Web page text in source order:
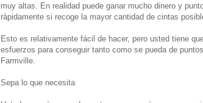
muy altas. En realidad puede ganar mucho dinero y
rápidamente si recoge la mayor cantidad de cintas
Esto es relativamente fácil de hacer, pero usted tiene
esfuerzos para conseguir tanto como se pueda de
Farmville.
Sepa lo que necesita